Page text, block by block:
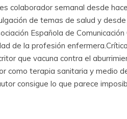
colaborador semanal desde
de temas de salud y
Española de
de la profesión
que vacuna contra el
como terapia sanitaria y medio
consigue lo que parece